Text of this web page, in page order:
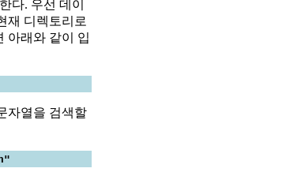
다. 우선 데이
재 디렉토리로
아래와 같이 입
자열을 검색할